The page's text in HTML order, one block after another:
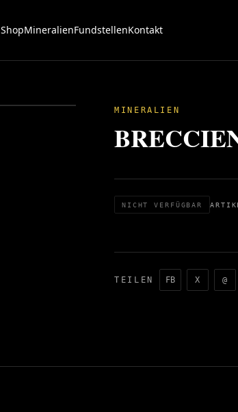
ShopMineralienFundstellenKontakt
MINERALIEN
NICHT VERFÜGBAR
TEILEN FB X @